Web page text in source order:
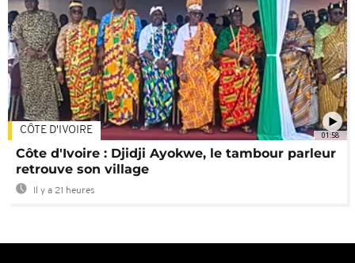
01:58
CÔTE D'IVOIRE
Côte d'Ivoire : Djidji Ayokwe, le tambour parleur
retrouve son village
Il y a 21 heures